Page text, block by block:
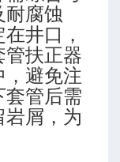
耐腐蚀
井口，
管扶正器
，避免注
套管后需
屑，为